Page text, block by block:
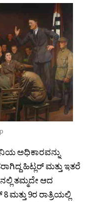
ಅಧಿಕಾರವನ್ನು
ಹಿಟ್ಲರ್ ಮತ್ತು ಇತರೆ
ತಮ್ಮದೇ ಆದ
ಮತ್ತು 9ರ ರಾತ್ರಿಯಲ್ಲಿ